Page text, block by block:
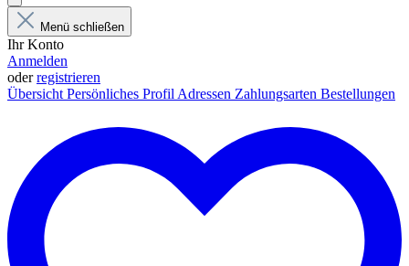
Menü schließen
Ihr Konto
Anmelden
oderregistrieren
Übersicht Persönliches Profil Adressen Zahlungsarten Bestellungen